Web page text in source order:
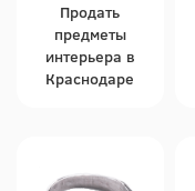
Продать
предметы
интерьера в
Краснодаре